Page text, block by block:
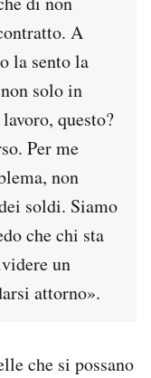
A
la sento la
solo in
questo?
Per me
non
soldi. Siamo
che chi sta
un
attorno».
che si possano